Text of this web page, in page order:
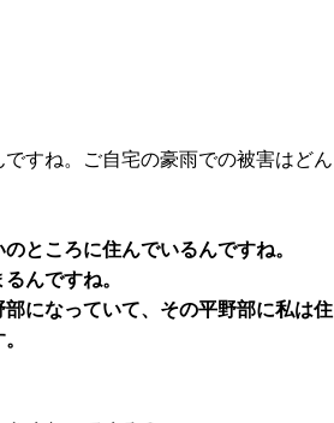
すね。ご自宅の豪雨での被害はどん
ところに住んでいるんですね。
んですね。
になっていて、その平野部に私は住